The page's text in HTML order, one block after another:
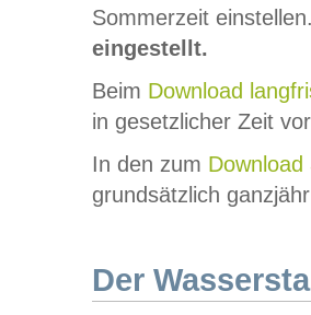
Sommerzeit
eingestellt.
Beim Download
in gesetzlicher Zeit
In den zum Download
grundsätzlich
Der